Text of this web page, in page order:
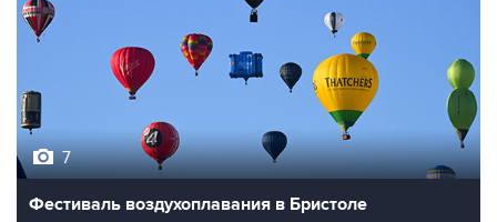
Фестиваль воздухоплавания в Бристоле